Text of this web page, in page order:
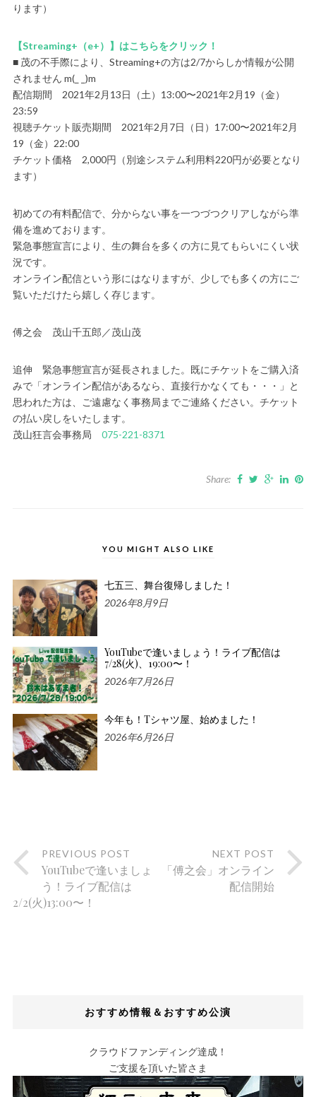
ります）
【Streaming+（e+）】はこちらをクリック！
■ 茂の不手際により、Streaming+の方は2/7からしか情報が公開
されません m(_ _)m
配信期間 2021年2月13日（土）13:00〜2021年2月19（金）
23:59
視聴チケット販売期間 2021年2月7日（日）17:00〜2021年2月
19（金）22:00
チケット価格 2,000円（別途システム利用料220円が必要となり
ます）
初めての有料配信で、分からない事を一つづつクリアしながら準
備を進めております。
緊急事態宣言により、生の舞台を多くの方に見てもらいにくい状
況です。
オンライン配信という形にはなりますが、少しでも多くの方にご
覧いただけたら嬉しく存じます。
傅之会 茂山千五郎／茂山茂
追伸 緊急事態宣言が延長されました。既にチケットをご購入済
みで「オンライン配信があるなら、直接行かなくても・・・」と
思われた方は、ご遠慮なく事務局までご連絡ください。チケット
の払い戻しをいたします。
茂山狂言会事務局 075-221-8371
Share:
YOU MIGHT ALSO LIKE
七五三、舞台復帰しました！
2026年8月9日
YouTubeで逢いましょう！ライブ配信は
7/28(火)、19:00〜！
2026年7月26日
今年も！Tシャツ屋、始めました！
2026年6月26日
PREVIOUS POST
YouTubeで逢いましょ
う！ライブ配信は
2/2(火)13:00〜！
NEXT POST
「傅之会」オンライン
配信開始
おすすめ情報＆おすすめ公演
クラウドファンディング達成！
ご支援を頂いた皆さま